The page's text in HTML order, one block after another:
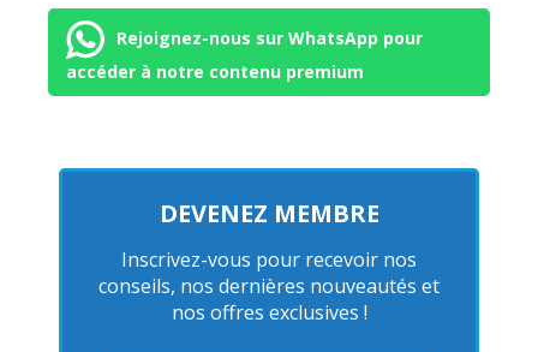
Rejoignez-nous sur WhatsApp pour
accéder à notre contenu premium
DEVENEZ MEMBRE
Inscrivez-vous pour recevoir nos
conseils, nos dernières nouveautés et
nos offres exclusives !